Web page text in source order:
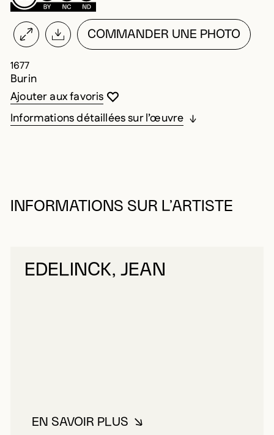
COMMANDER UNE PHOTO
1677
Burin
Vous devez être connecté pour ajouter
Fermer la modale
Ouvrir la modale
Ajouter aux favoris
Informations détaillées sur l’œuvre
INFORMATIONS SUR L’ARTISTE
EDELINCK, JEAN
EN SAVOIR PLUSÀ PROPOS DE EDELINCK, JEAN